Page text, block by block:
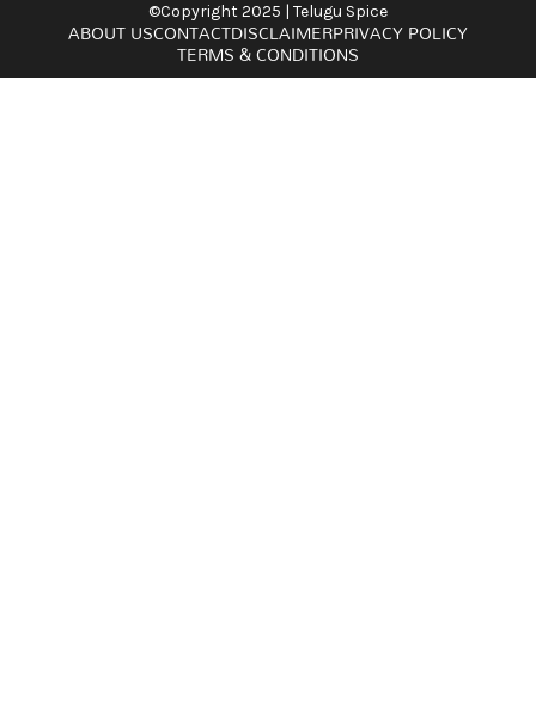
©Copyright 2025 | Telugu Spice
ABOUT USCONTACTDISCLAIMERPRIVACY POLICY
TERMS & CONDITIONS